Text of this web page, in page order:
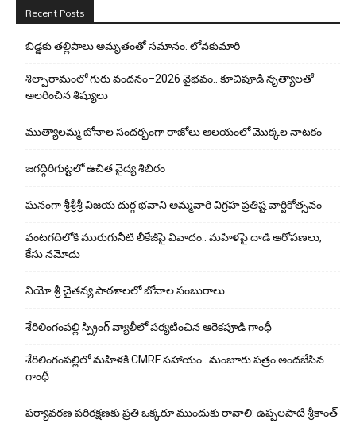
Recent Posts
బిడ్డ‌కు త‌ల్లిపాలు అమృతంతో స‌మానం: లోవ‌కుమారి
శిల్పారామంలో గురు వందనం–2026 వైభవం.. కూచిపూడి నృత్యాలతో
అలరించిన శిష్యులు
ముత్యాలమ్మ బోనాల సందర్భంగా రాజోలు ఆలయంలో మొక్కల నాటకం
జగద్గిరిగుట్టలో ఉచిత వైద్య శిబిరం
ఘనంగా శ్రీశ్రీశ్రీ విజయ దుర్గ భవాని అమ్మవారి విగ్రహ ప్రతిష్ట వార్షికోత్సవం
వంటగదిలోకి మురుగునీటి లీకేజీపై వివాదం.. మహిళపై దాడి ఆరోపణలు,
కేసు నమోదు
నియో శ్రీ చైతన్య పాఠశాలలో బోనాల సంబురాలు
శేరిలింగంపల్లి స్ప్రింగ్ వ్యాలీలో పర్యటించిన ఆరెకపూడి గాంధీ
శేరిలింగంపల్లిలో మ‌హిళ‌కి CMRF స‌హాయం.. మంజూరు పత్రం అందజేసిన
గాంధీ
పర్యావరణ పరిరక్షణకు ప్రతి ఒక్కరూ ముందుకు రావాలి: ఉప్పలపాటి శ్రీకాంత్